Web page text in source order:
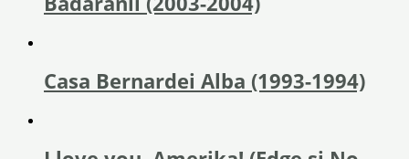
Casa Bernardei Alba (1993-1994)